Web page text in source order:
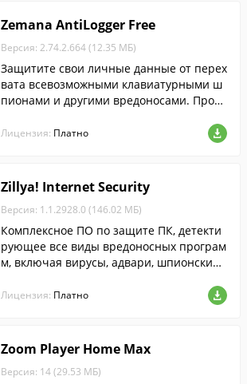
Zemana AntiLogger Free
Версия: 2.74.2.664 (12.35 МБ)
Защитите свои личные данные от перех
вата всевозможными клавиатурными ш
пионами и другими вредоносами. Прогр
ым интерфейсом, обеспечивает высоки
й уровень защиты и совместима с боль
Лицензия: Платно
Zillya! Internet Security
Версия: 1.1.2928.0 (146.02 МБ)
Комплексное ПО по защите ПК, детекти
рующее все виды вредоносных програм
м, включая вирусы, адвари, шпионские
Лицензия: Платно
Zoom Player Home Max
Версия: 14 (29.53 МБ)